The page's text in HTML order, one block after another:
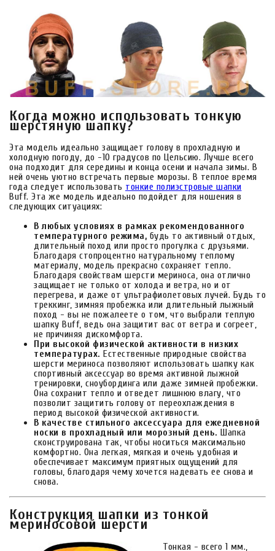
Когда можно использовать тонкую
шерстяную шапку?
Эта модель идеально защищает голову в прохладную и
холодную погоду, до -10 градусов по Цельсию. Лучше всего
она подходит для середины и конца осени и начала зимы. В
ней очень уютно встречать первые морозы. В теплое время
года следует использовать тонкие полиэстровые шапки
Buff. Эта же модель идеально подойдет для ношения в
следующих ситуациях:
В любых условиях в рамках рекомендованного
температурного режима, будь то активный отдых,
длительный поход или просто прогулка с друзьями.
Благодаря стопроцентно натуральному теплому
материалу, модель прекрасно сохраняет тепло.
Благодаря свойствам шерсти мериноса, она отлично
защищает не только от холода и ветра, но и от
перегрева, и даже от ультрафиолетовых лучей. Будь то
треккинг, зимняя пробежка или длительный лыжный
поход - вы не пожалеете о том, что выбрали теплую
шапку Buff, ведь она защитит вас от ветра и согреет,
не причиняя дискомфорта.
При высокой физической активности в низких
температурах. Естественные природные свойства
шерсти мериноса позволяют использовать шапку как
спортивный аксессуар во время активной лыжной
тренировки, сноубординга или даже зимней пробежки.
Она сохранит тепло и отведет лишнюю влагу, что
позволит защитить голову от переохлаждения в
период высокой физической активности.
В качестве стильного аксессуара для ежедневной
носки в прохладный или морозный день. Шапка
сконструирована так, чтобы носиться максимально
комфортно. Она легкая, мягкая и очень удобная и
обеспечивает максимум приятных ощущений для
головы, благодаря чему хочется надевать ее снова и
снова.
Конструкция шапки из тонкой
мериносовой шерсти
Тонкая - всего 1 мм.,